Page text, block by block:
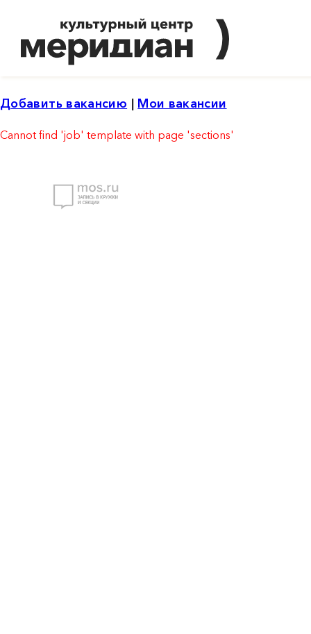
Добавить вакансию | Мои вакансии
Cannot find 'job' template with page 'sections'